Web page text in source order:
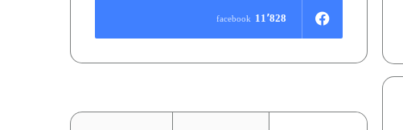
11٬828 facebook